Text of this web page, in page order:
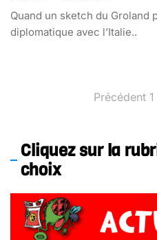
Quand un sketch du Groland
diplomatique avec l’Italie..
PaginationPrécédent 1
Cliquez sur la
choix